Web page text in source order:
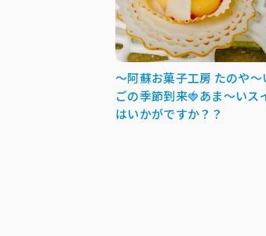
～阿蘇お菓子工房 たのや～
ごの季節到来🍓あま～いス
はいかがですか？？